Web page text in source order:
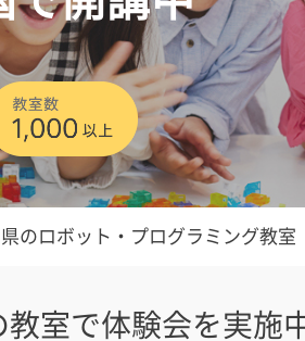
県のロボット・プログラミング教室
教室で体験会を実施